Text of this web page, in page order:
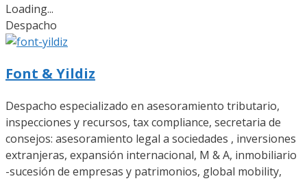
Loading...
Despacho
Font & Yildiz
Despacho especializado en asesoramiento tributario,
inspecciones y recursos, tax compliance, secretaria de
consejos: asesoramiento legal a sociedades , inversiones
extranjeras, expansión internacional, M & A, inmobiliario
-sucesión de empresas y patrimonios, global mobility,